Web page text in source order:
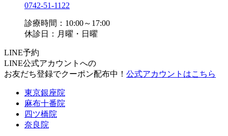
0742-51-1122
診療時間：10:00～17:00
休診日：月曜・日曜
LINE予約
LINE公式アカウントへの
お友だち登録でクーポン配布中！ 公式アカウントはこちら
東京銀座院
麻布十番院
四ツ橋院
奈良院